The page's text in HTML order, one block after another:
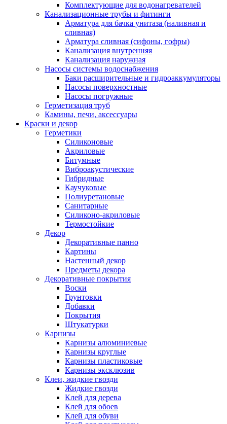
Комплектующие для водонагревателей
Канализационные трубы и фитинги
Арматура для бачка унитаза (наливная и
сливная)
Арматура сливная (сифоны, гофры)
Канализация внутренняя
Канализация наружная
Насосы системы водоснабжения
Баки расширительные и гидроаккумуляторы
Насосы поверхностные
Насосы погружные
Герметизация труб
Камины, печи, аксессуары
Краски и декор
Герметики
Силиконовые
Акриловые
Битумные
Виброакустические
Гибридные
Каучуковые
Полиуретановые
Санитарные
Силиконо-акриловые
Термостойкие
Декор
Декоративные панно
Картины
Настенный декор
Предметы декора
Декоративные покрытия
Воски
Грунтовки
Добавки
Покрытия
Штукатурки
Карнизы
Карнизы алюминиевые
Карнизы круглые
Карнизы пластиковые
Карнизы эксклюзив
Клеи, жидкие гвозди
Жидкие гвозди
Клей для дерева
Клей для обоев
Клей для обуви